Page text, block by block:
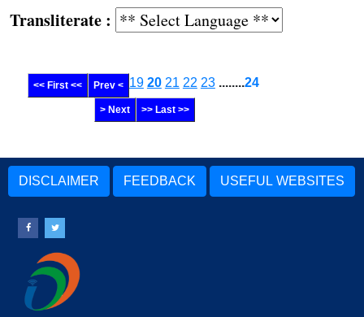
:
<< First << Prev < 19 20 21 22 23 ........24
> Next >> Last >>
DISCLAIMER FEEDBACK USEFUL WEBSITES